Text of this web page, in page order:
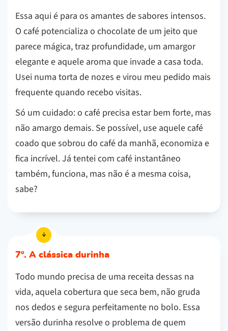
Essa aqui é para os amantes de sabores intensos.
O café potencializa o chocolate de um jeito que
parece mágica, traz profundidade, um amargor
elegante e aquele aroma que invade a casa toda.
Usei numa torta de nozes e virou meu pedido mais
frequente quando recebo visitas.
Só um cuidado: o café precisa estar bem forte, mas
não amargo demais. Se possível, use aquele café
coado que sobrou do café da manhã, economiza e
fica incrível. Já tentei com café instantâneo
também, funciona, mas não é a mesma coisa,
sabe?
7º. A clássica durinha
Todo mundo precisa de uma receita dessas na
vida, aquela cobertura que seca bem, não gruda
nos dedos e segura perfeitamente no bolo. Essa
versão durinha resolve o problema de quem